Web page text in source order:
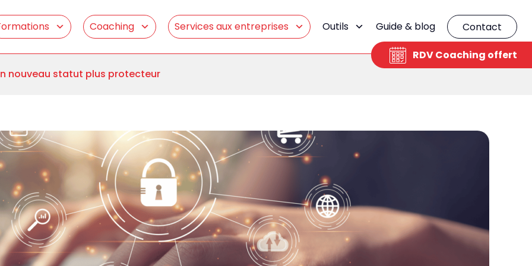
Coaching Services aux entreprises Outils Guide & blog Contact
RDV Coaching offert
nouveau statut plus protecteur